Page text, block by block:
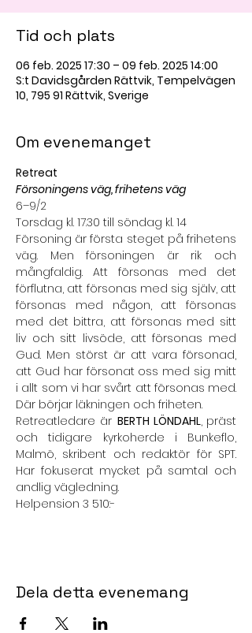
Tid och plats
06 feb. 2025 17:30 – 09 feb. 2025 14:00
S:t Davidsgården Rättvik, Tempelvägen
10, 795 91 Rättvik, Sverige
Om evenemanget
Retreat
Försoningens väg, frihetens väg
6–9/2
Torsdag kl. 17.30 till söndag kl. 14
Försoning är första steget på frihetens
väg. Men försoningen är rik och
mångfaldig. Att försonas med det
förflutna, att försonas med sig själv, att
försonas med någon, att försonas
med det bittra, att försonas med sitt
liv och sitt livsöde, att försonas med
Gud. Men störst är att vara försonad,
att Gud har försonat oss med sig mitt
i allt som vi har svårt att försonas med.
Där börjar läkningen och friheten.
Retreatledare är BERTH LÖNDAHL, präst
och tidigare kyrkoherde i Bunkeflo,
Malmö, skribent och redaktör för SPT.
Har fokuserat mycket på samtal och
andlig vägledning.
Helpension 3 510:-
Dela detta evenemang